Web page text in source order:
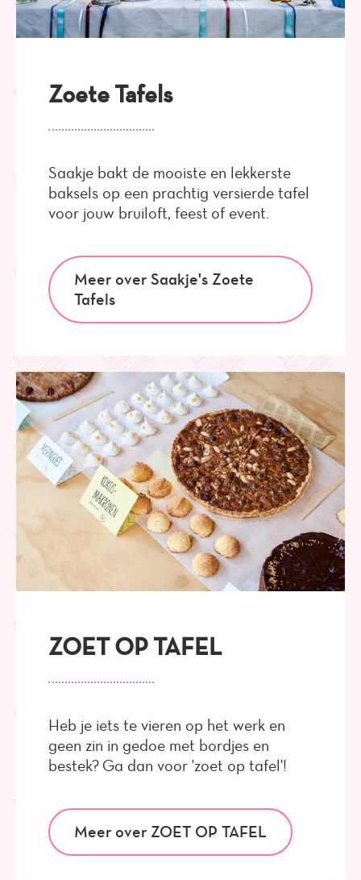
Zoete Tafels
Saakje bakt de mooiste en lekkerste
baksels op een prachtig versierde tafel
voor jouw bruiloft, feest of event.
Meer over Saakje's Zoete
Tafels
ZOET OP TAFEL
Heb je iets te vieren op het werk en
geen zin in gedoe met bordjes en
bestek? Ga dan voor 'zoet op tafel'!
Meer over ZOET OP TAFEL